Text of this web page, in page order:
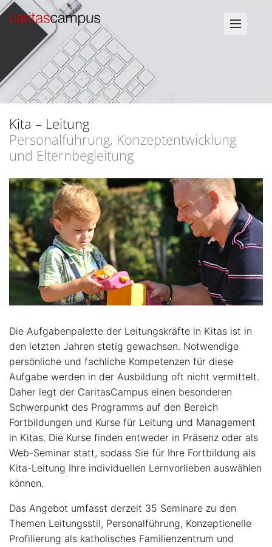
Kita – Leitung
Personalführung, Konzeptentwicklung
und Elternbegleitung
Die Aufgabenpalette der Leitungskräfte in Kitas ist in
den letzten Jahren stetig gewachsen. Notwendige
persönliche und fachliche Kompetenzen für diese
Aufgabe werden in der Ausbildung oft nicht vermittelt.
Daher legt der CaritasCampus einen besonderen
Schwerpunkt des Programms auf den Bereich
Fortbildungen und Kurse für Leitung und Management
in Kitas. Die Kurse finden entweder in Präsenz oder als
Web-Seminar statt, sodass Sie für Ihre Fortbildung als
Kita-Leitung Ihre individuellen Lernvorlieben auswählen
können.
Das Angebot umfasst derzeit 35 Seminare zu den
Themen Leitungsstil, Personalführung, Konzeptionelle
Profilierung als katholisches Familienzentrum und